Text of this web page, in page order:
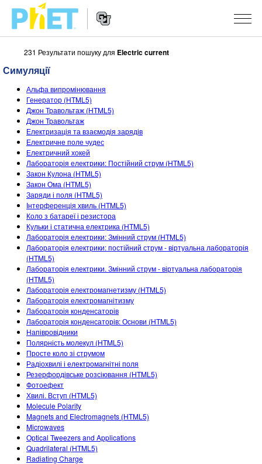
Пошук
сайті
PhET
Navigation
СИМУЛЯЦІЇ
Всі симуляції
Фізика
Математика
Хімія
Вивчення Землі
Біологія
Перекладені симуляції
Customizable Sims
STUDIO
About Studio
Customizable Sims
Start a Free Trial
Purchase a License
ВИКЛАДАННЯ
Знайди за класифікатором
Поділіться своїми розробками
Activity Contribution Guidelines
Virtual Workshops
Professional Learning with PhET
Teaching with PhET
ДОСЛІДЖЕННЯ
ІНІЦІАТИВИ
Інклюзія
PhET Global
Data Fluency
DEIB in STEM Ed
SceneryStack OSE
Impact Report
УВІЙТИ / РЕЄСТРАІЦЯ
УВІЙТИ / РЕЄСТРАІЦЯ
231 Результати пошуку для Electric current
Симуляції
Альфа випромінювання
Генератор (HTML5)
Джон Травольтаж (HTML5)
Джон Травольтаж
Електризація та взаємодія зарядів
Електричне поле чудес
Електричний хокей
Лабораторія електрики: Постійний струм (HTML5)
Закон Кулона (HTML5)
Закон Ома (HTML5)
Заряди і поля (HTML5)
Інтерференція хвиль (HTML5)
Коло з батареї і резистора
Кульки і статична електрика (HTML5)
Лабораторія електрики: Змінний струм (HTML5)
Лабораторія електрики: постійний струм - віртуальна лабораторія
(HTML5)
Лабораторія електрики. Змінний струм - віртуальна лабораторія
(HTML5)
Лабораторія електромагнетизму (HTML5)
Лабораторія електромагнітизму
Лабораторія конденсаторів
Лабораторія конденсаторів: Основи (HTML5)
Напівровідники
Полярність молекул (HTML5)
Просте коло зі струмом
Радіохвилі і електромагнітні поля
Резерфордівське розсіювання (HTML5)
Фотоефект
Хвилі. Вступ (HTML5)
Molecule Polarity
Magnets and Electromagnets (HTML5)
Microwaves
Optical Tweezers and Applications
Quadrilateral (HTML5)
Radiating Charge